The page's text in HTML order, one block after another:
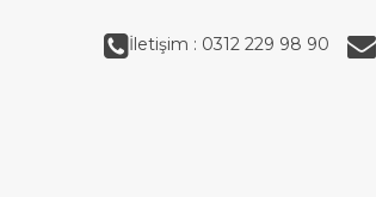
İletişim : 0312 229 98 90